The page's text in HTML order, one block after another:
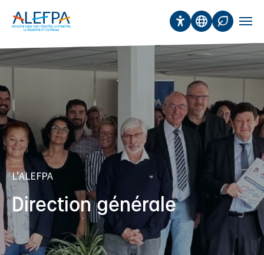
Aller au contenu principal
Accessibilité
Traduction
Affichage
L’ALEFPA
Direction générale